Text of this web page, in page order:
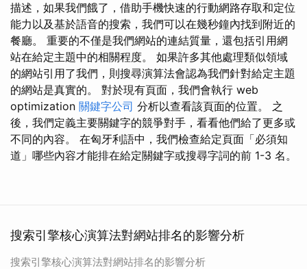
描述，如果我們餓了，借助手機快速的行動網路存取和定位
能力以及基於語音的搜索，我們可以在幾秒鐘內找到附近的
餐廳。 重要的不僅是我們網站的連結質量，還包括引用網
站在給定主題中的相關程度。 如果許多其他處理類似領域
的網站引用了我們，則搜尋演算法會認為我們針對給定主題
的網站是真實的。 對於現有頁面，我們會執行 web
optimization 關鍵字公司 分析以查看該頁面的位置。 之
後，我們定義主要關鍵字的競爭對手，看看他們給了更多或
不同的內容。 在匈牙利語中，我們檢查給定頁面「必須知
道」哪些內容才能排在給定關鍵字或搜尋字詞的前 1-3 名。
搜索引擎核心演算法對網站排名的影響分析
搜索引擎核心演算法對網站排名的影響分析